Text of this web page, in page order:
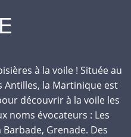
à la voile ! Située au
Antilles, la Martinique est
découvrir à la voile les
noms évocateurs : Les
Grenade. Des